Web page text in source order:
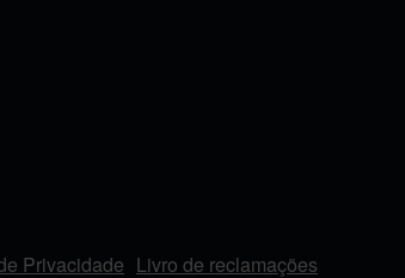
Privacidade Livro de reclamações